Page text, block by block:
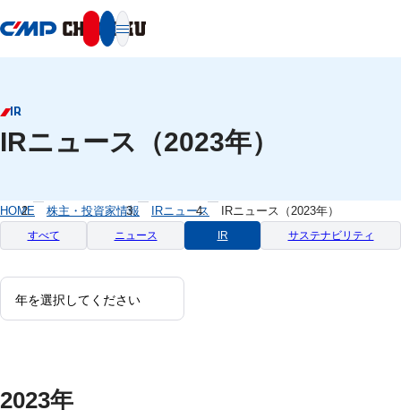
IR
IRニュース（2023年）
HOME 株主・投資家情報 IRニュース IRニュース（2023年）
すべて ニュース IR サステナビリティ
2023年